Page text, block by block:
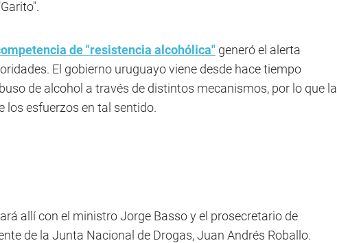
de "resistencia alcohólica" generó el alerta
El gobierno uruguayo viene desde hace tiempo
de alcohol a través de distintos mecanismos, por lo que la
los esfuerzos en tal sentido.
allí con el ministro Jorge Basso y el prosecretario de
de la Junta Nacional de Drogas, Juan Andrés Roballo.